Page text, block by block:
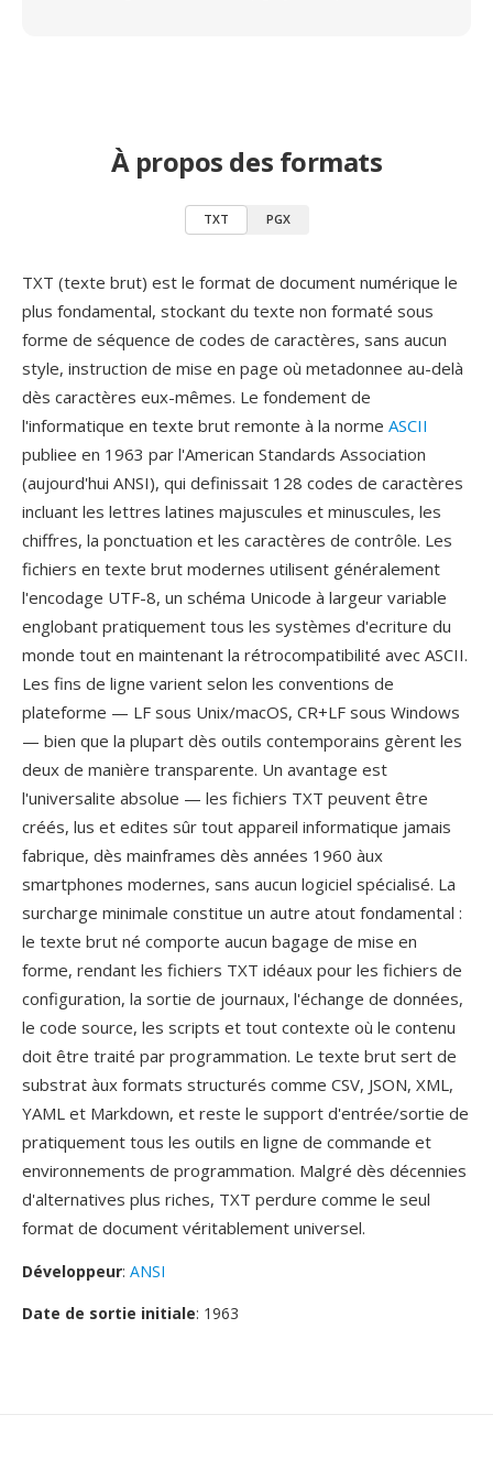
À propos des formats
TXT PGX
TXT (texte brut) est le format de document numérique le
plus fondamental, stockant du texte non formaté sous
forme de séquence de codes de caractères, sans aucun
style, instruction de mise en page où metadonnee au-delà
dès caractères eux-mêmes. Le fondement de
l'informatique en texte brut remonte à la norme ASCII
publiee en 1963 par l'American Standards Association
(aujourd'hui ANSI), qui definissait 128 codes de caractères
incluant les lettres latines majuscules et minuscules, les
chiffres, la ponctuation et les caractères de contrôle. Les
fichiers en texte brut modernes utilisent généralement
l'encodage UTF-8, un schéma Unicode à largeur variable
englobant pratiquement tous les systèmes d'ecriture du
monde tout en maintenant la rétrocompatibilité avec ASCII.
Les fins de ligne varient selon les conventions de
plateforme — LF sous Unix/macOS, CR+LF sous Windows
— bien que la plupart dès outils contemporains gèrent les
deux de manière transparente. Un avantage est
l'universalite absolue — les fichiers TXT peuvent être
créés, lus et edites sûr tout appareil informatique jamais
fabrique, dès mainframes dès années 1960 àux
smartphones modernes, sans aucun logiciel spécialisé. La
surcharge minimale constitue un autre atout fondamental :
le texte brut né comporte aucun bagage de mise en
forme, rendant les fichiers TXT idéaux pour les fichiers de
configuration, la sortie de journaux, l'échange de données,
le code source, les scripts et tout contexte où le contenu
doit être traité par programmation. Le texte brut sert de
substrat àux formats structurés comme CSV, JSON, XML,
YAML et Markdown, et reste le support d'entrée/sortie de
pratiquement tous les outils en ligne de commande et
environnements de programmation. Malgré dès décennies
d'alternatives plus riches, TXT perdure comme le seul
format de document véritablement universel.
Développeur: ANSI
Date de sortie initiale: 1963